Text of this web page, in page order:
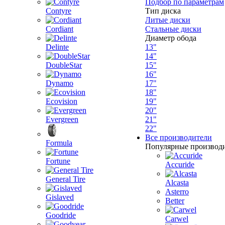
Contyre
Cordiant
Delinte
DoubleStar
Dynamo
Ecovision
Evergreen
Formula
Fortune
General Tire
Gislaved
Goodride
Подбор по параметрам
Тип диска
Литые диски
Стальные диски
Диаметр обода
13"
14"
15"
16"
17"
18"
19"
20"
21"
22"
Все производители
Популярные
Accuride
Alcasta
Asterro
Better
Carwel